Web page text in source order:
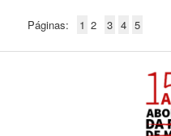
Páginas: 1 2 3 4 5